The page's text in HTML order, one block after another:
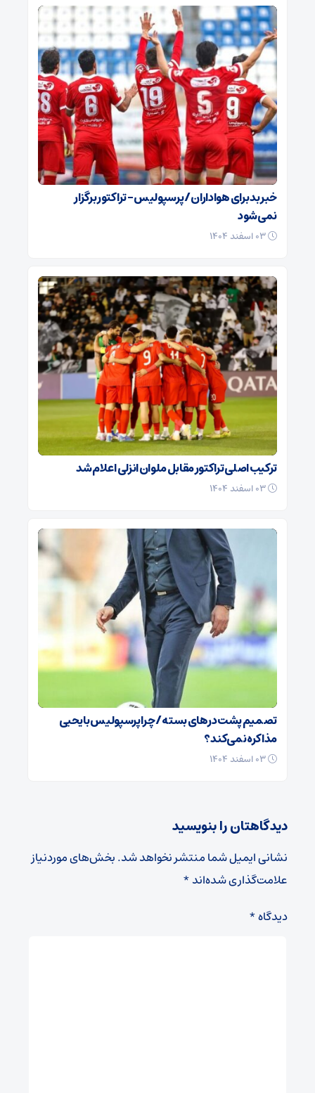
خبر بد برای هواداران / پرسپولیس – تراکتور برگزار
نمی‌شود
ترکیب اصلی تراکتور مقابل ملوان انزلی اعلام شد
تصمیم پشت در‌های بسته / چرا پرسپولیس با یحیی
مذاکره نمی‌کند؟
دیدگاهتان را بنویسید
نشانی ایمیل شما منتشر نخواهد شد.بخش‌های موردنیاز
علامت‌گذاری شده‌اند*
دیدگاه*